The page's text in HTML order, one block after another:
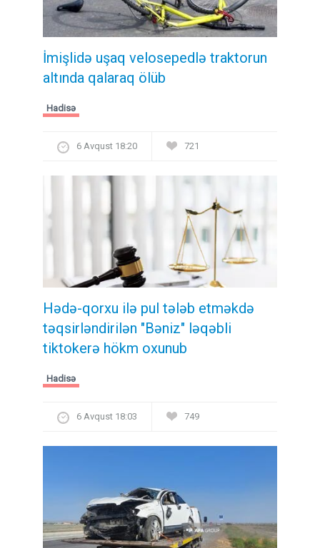
İmişlidə uşaq velosepedlə traktorun
altında qalaraq ölüb
Hadisə
6 Avqust 18:20 721
Hədə-qorxu ilə pul tələb etməkdə
təqsirləndirilən "Bəniz" ləqəbli
tiktokerə hökm oxunub
Hadisə
6 Avqust 18:03 749